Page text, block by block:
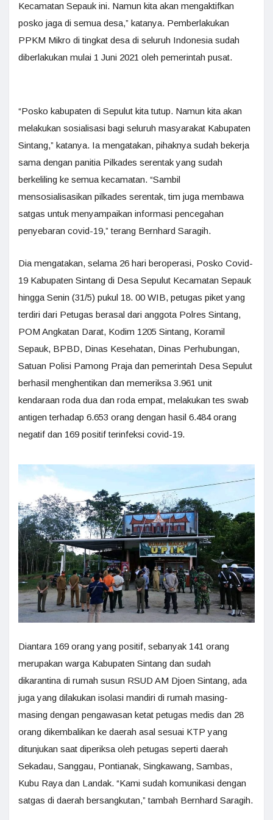
Kecamatan Sepauk ini. Namun kita akan mengaktifkan
posko jaga di semua desa,” katanya. Pemberlakukan
PPKM Mikro di tingkat desa di seluruh Indonesia sudah
diberlakukan mulai 1 Juni 2021 oleh pemerintah pusat.
“Posko kabupaten di Sepulut kita tutup. Namun kita akan
melakukan sosialisasi bagi seluruh masyarakat Kabupaten
Sintang,” katanya. Ia mengatakan, pihaknya sudah bekerja
sama dengan panitia Pilkades serentak yang sudah
berkeliling ke semua kecamatan. “Sambil
mensosialisasikan pilkades serentak, tim juga membawa
satgas untuk menyampaikan informasi pencegahan
penyebaran covid-19,” terang Bernhard Saragih.
Dia mengatakan, selama 26 hari beroperasi, Posko Covid-
19 Kabupaten Sintang di Desa Sepulut Kecamatan Sepauk
hingga Senin (31/5) pukul 18. 00 WIB, petugas piket yang
terdiri dari Petugas berasal dari anggota Polres Sintang,
POM Angkatan Darat, Kodim 1205 Sintang, Koramil
Sepauk, BPBD, Dinas Kesehatan, Dinas Perhubungan,
Satuan Polisi Pamong Praja dan pemerintah Desa Sepulut
berhasil menghentikan dan memeriksa 3.961 unit
kendaraan roda dua dan roda empat, melakukan tes swab
antigen terhadap 6.653 orang dengan hasil 6.484 orang
negatif dan 169 positif terinfeksi covid-19.
Diantara 169 orang yang positif, sebanyak 141 orang
merupakan warga Kabupaten Sintang dan sudah
dikarantina di rumah susun RSUD AM Djoen Sintang, ada
juga yang dilakukan isolasi mandiri di rumah masing-
masing dengan pengawasan ketat petugas medis dan 28
orang dikembalikan ke daerah asal sesuai KTP yang
ditunjukan saat diperiksa oleh petugas seperti daerah
Sekadau, Sanggau, Pontianak, Singkawang, Sambas,
Kubu Raya dan Landak. “Kami sudah komunikasi dengan
satgas di daerah bersangkutan,” tambah Bernhard Saragih.